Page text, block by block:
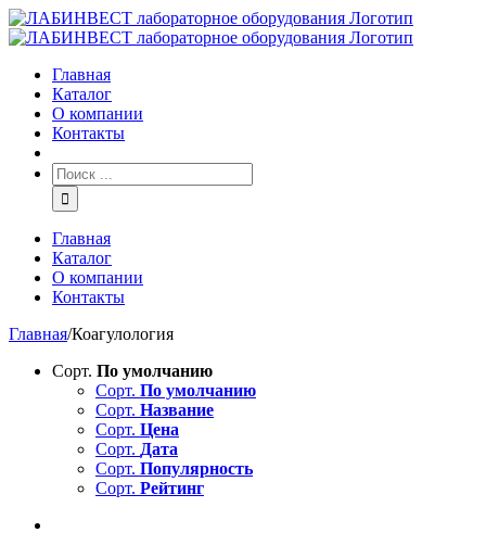
Главная
Каталог
О компании
Контакты
Главная
Каталог
О компании
Контакты
Главная/Коагулология
Сорт. По умолчанию
Сорт. По умолчанию
Сорт. Название
Сорт. Цена
Сорт. Дата
Сорт. Популярность
Сорт. Рейтинг